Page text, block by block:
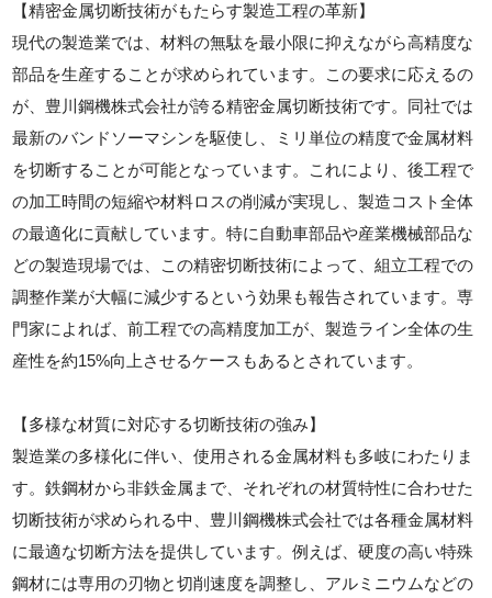
【精密金属切断技術がもたらす製造工程の革新】
現代の製造業では、材料の無駄を最小限に抑えながら高精度な
部品を生産することが求められています。この要求に応えるの
が、豊川鋼機株式会社が誇る精密金属切断技術です。同社では
最新のバンドソーマシンを駆使し、ミリ単位の精度で金属材料
を切断することが可能となっています。これにより、後工程で
の加工時間の短縮や材料ロスの削減が実現し、製造コスト全体
の最適化に貢献しています。特に自動車部品や産業機械部品な
どの製造現場では、この精密切断技術によって、組立工程での
調整作業が大幅に減少するという効果も報告されています。専
門家によれば、前工程での高精度加工が、製造ライン全体の生
産性を約15%向上させるケースもあるとされています。
【多様な材質に対応する切断技術の強み】
製造業の多様化に伴い、使用される金属材料も多岐にわたりま
す。鉄鋼材から非鉄金属まで、それぞれの材質特性に合わせた
切断技術が求められる中、豊川鋼機株式会社では各種金属材料
に最適な切断方法を提供しています。例えば、硬度の高い特殊
鋼材には専用の刃物と切削速度を調整し、アルミニウムなどの